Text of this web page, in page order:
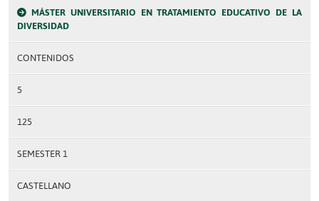
MÁSTER UNIVERSITARIO EN TRATAMIENTO EDUCATIVO DE LA
DIVERSIDAD
CONTENIDOS
5
125
SEMESTER 1
CASTELLANO